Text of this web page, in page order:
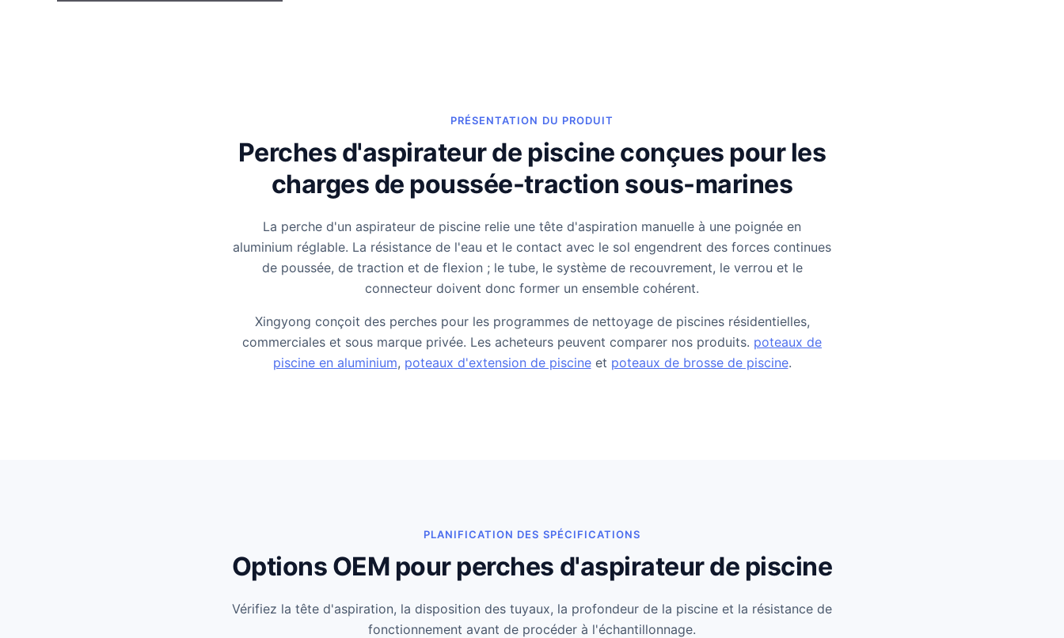
PRÉSENTATION DU PRODUIT
Perches d'aspirateur de piscine conçues pour les
charges de poussée-traction sous-marines
La perche d'un aspirateur de piscine relie une tête d'aspiration manuelle à une poignée en
aluminium réglable. La résistance de l'eau et le contact avec le sol engendrent des forces continues
de poussée, de traction et de flexion ; le tube, le système de recouvrement, le verrou et le
connecteur doivent donc former un ensemble cohérent.
Xingyong conçoit des perches pour les programmes de nettoyage de piscines résidentielles,
commerciales et sous marque privée. Les acheteurs peuvent comparer nos produits. poteaux de
piscine en aluminium, poteaux d'extension de piscineet poteaux de brosse de piscine.
PLANIFICATION DES SPÉCIFICATIONS
Options OEM pour perches d'aspirateur de piscine
Vérifiez la tête d'aspiration, la disposition des tuyaux, la profondeur de la piscine et la résistance de
fonctionnement avant de procéder à l'échantillonnage.